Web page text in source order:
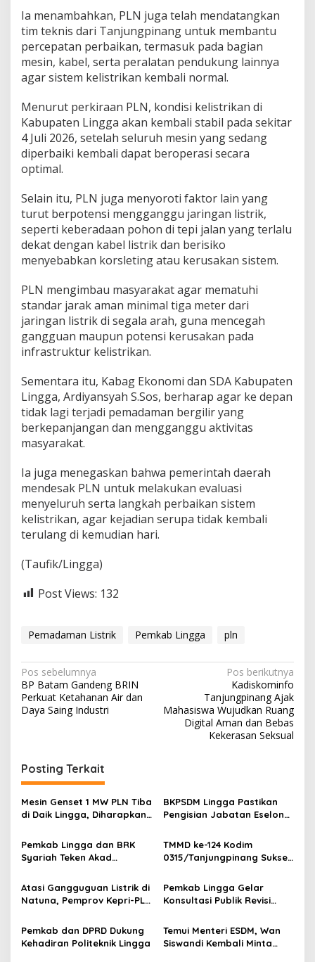
Ia menambahkan, PLN juga telah mendatangkan
tim teknis dari Tanjungpinang untuk membantu
percepatan perbaikan, termasuk pada bagian
mesin, kabel, serta peralatan pendukung lainnya
agar sistem kelistrikan kembali normal.
Menurut perkiraan PLN, kondisi kelistrikan di
Kabupaten Lingga akan kembali stabil pada sekitar
4 Juli 2026, setelah seluruh mesin yang sedang
diperbaiki kembali dapat beroperasi secara
optimal.
Selain itu, PLN juga menyoroti faktor lain yang
turut berpotensi mengganggu jaringan listrik,
seperti keberadaan pohon di tepi jalan yang terlalu
dekat dengan kabel listrik dan berisiko
menyebabkan korsleting atau kerusakan sistem.
PLN mengimbau masyarakat agar mematuhi
standar jarak aman minimal tiga meter dari
jaringan listrik di segala arah, guna mencegah
gangguan maupun potensi kerusakan pada
infrastruktur kelistrikan.
Sementara itu, Kabag Ekonomi dan SDA Kabupaten
Lingga, Ardiyansyah S.Sos, berharap agar ke depan
tidak lagi terjadi pemadaman bergilir yang
berkepanjangan dan mengganggu aktivitas
masyarakat.
Ia juga menegaskan bahwa pemerintah daerah
mendesak PLN untuk melakukan evaluasi
menyeluruh serta langkah perbaikan sistem
kelistrikan, agar kejadian serupa tidak kembali
terulang di kemudian hari.
(Taufik/Lingga)
Post Views: 132
Pemadaman Listrik Pemkab Lingga pln
N
a
v
a
s
i
o
Pos sebelumnya
BP Batam Gandeng BRIN
Perkuat Ketahanan Air dan
Daya Saing Industri
Pos berikutnya
Kadiskominfo
Tanjungpinang Ajak
Mahasiswa Wujudkan Ruang
Digital Aman dan Bebas
Kekerasan Seksual
Posting Terkait
Mesin Genset 1 MW PLN Tiba
di Daik Lingga, Diharapkan
BKPSDM Lingga Pastikan
Pengisian Jabatan Eselon
Pemkab Lingga dan BRK
Syariah Teken Akad
TMMD ke-124 Kodim
0315/Tanjungpinang Sukses
Pemda Hadirkan
Perubahan di Desa
Atasi Gangguguan Listrik di
Natuna, Pemprov Kepri-PLN
Pemkab Lingga Gelar
Konsultasi Publik Revisi
Wilayah 2011-2031
Pemkab dan DPRD Dukung
Kehadiran Politeknik Lingga
Temui Menteri ESDM, Wan
Siswandi Kembali Minta